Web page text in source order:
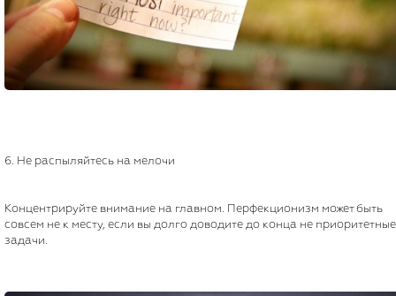
6. Не распыляйтесь на мелочи
Концентрируйте внимание на главном. Перфекционизм может быть
совсем не к месту, если вы долго доводите до конца не приоритетные
задачи.